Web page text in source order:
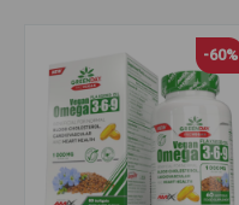
-60%